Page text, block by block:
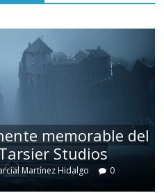
memorable del
Studios
Martínez Hidalgo 0